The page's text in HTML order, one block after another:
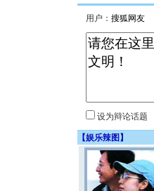
用户：
设为辩论话题
【娱乐辣图 】